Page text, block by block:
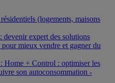
(logements, maisons
devenir expert des solutions
mieux vendre et gagner du
Home + Control : optimiser les
son autoconsommation -